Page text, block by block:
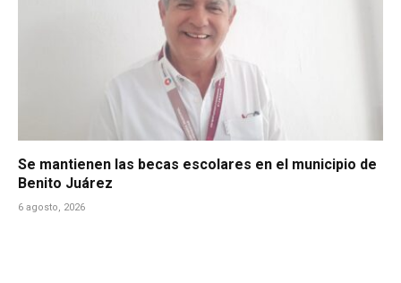
Se mantienen las becas escolares en el municipio de
Benito Juárez
6 agosto, 2026